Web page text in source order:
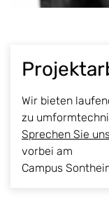
Wir bieten
zu
Sprechen Sie
vorbei am
Campus